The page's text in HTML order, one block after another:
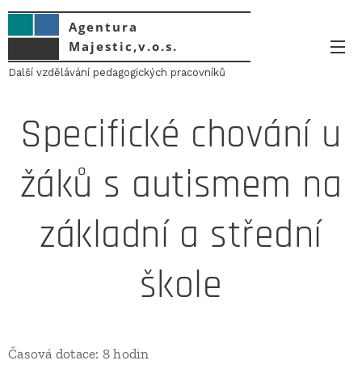
Agentura
Majestic,v.o.s.
Další vzdělávání pedagogických pracovníků
Specifické chování u
žáků s autismem na
základní a střední
škole
Časová dotace: 8 hodin